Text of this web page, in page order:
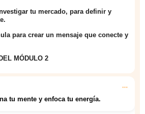
tu mercado, para definir y
para crear un mensaje que conecte y
MÓDULO 2
tu mente y enfoca tu energía.